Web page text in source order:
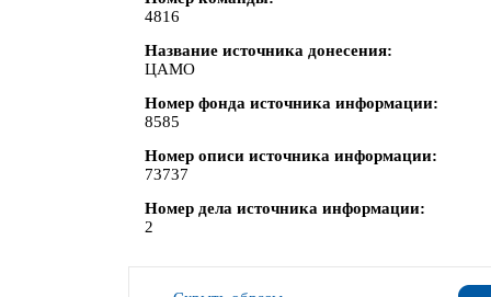
4816
Название источника донесения
ЦАМО
Номер фонда источника информации
8585
Номер описи источника информации
73737
Номер дела источника информации
2